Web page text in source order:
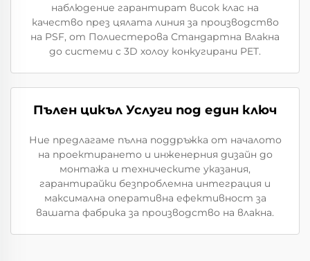
наблюдение гарантират висок клас на
качество през цялата линия за производство
на PSF, от Полиестерова Стандартна Влакна
до системи с 3D холоу конкугирани PET.
Пълен цикъл Услуги под един ключ
Ние предлагаме пълна поддръжка от началото
на проектирането и инженерния дизайн до
монтажа и техническите указания,
гарантирайки безпроблемна интеграция и
максимална оперативна ефективност за
вашата фабрика за производство на влакна.